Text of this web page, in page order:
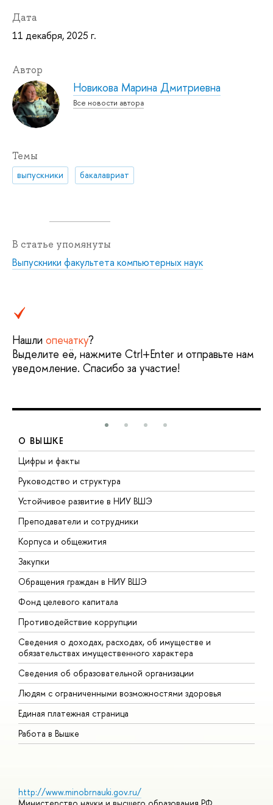
Дата
11 декабря, 2025 г.
Автор
Новикова Марина Дмитриевна
Все новости автора
Темы
выпускники бакалавриат
В статье упомянуты
Выпускники факультета компьютерных наук
Нашли опечатку?
Выделите её, нажмите Ctrl+Enter и отправьте нам
уведомление. Спасибо за участие!
О ВЫШКЕ
Цифры и факты
Руководство и структура
Устойчивое развитие в НИУ ВШЭ
Преподаватели и сотрудники
Корпуса и общежития
Закупки
Обращения граждан в НИУ ВШЭ
Фонд целевого капитала
Противодействие коррупции
Сведения о доходах, расходах, об имуществе и
обязательствах имущественного характера
Сведения об образовательной организации
Людям с ограниченными возможностями здоровья
Единая платежная страница
Работа в Вышке
http://www.minobrnauki.gov.ru/